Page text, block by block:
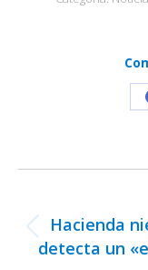
entre
Hacienda
detecta un